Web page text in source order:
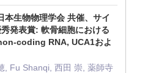
本生物物理学会 共催、サイ
発表賞: 軟骨細胞における
coding RNA, UCA1およ
, Fu Shanqi, 西田 崇, 薬師寺